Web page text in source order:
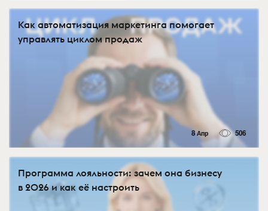
Как автоматизация маркетинга помогает
управлять циклом продаж
8 Апр 506
Программа лояльности: зачем она бизнесу
в 2026 и как её настроить